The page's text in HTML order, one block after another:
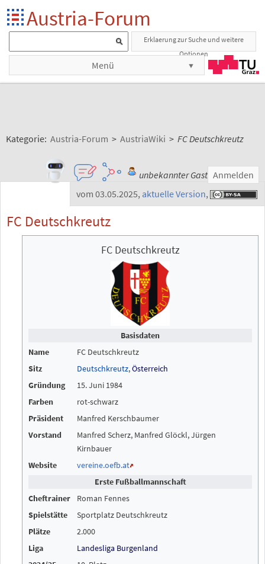
Austria-Forum
Erklaerung zur Suche und weitere
Optionen
Menü
Kategorie: Austria-Forum > AustriaWiki > FC Deutschkreutz
unbekannter Gast Anmelden
vom 03.05.2025, aktuelle Version,
FC Deutschkreutz
FC Deutschkreutz
Basisdaten
Name
FC Deutschkreutz
Sitz
Deutschkreutz,Österreich
Gründung
15. Juni 1984
Farben
rot-schwarz
Präsident
Manfred Kerschbaumer
Vorstand
Manfred Scherz, Manfred Glöckl, Jürgen
Kirnbauer
Website
vereine.oefb.at
Erste Fußballmannschaft
Cheftrainer
Roman Fennes
Spielstätte
Sportplatz Deutschkreutz
Plätze
2.000
Liga
Landesliga Burgenland